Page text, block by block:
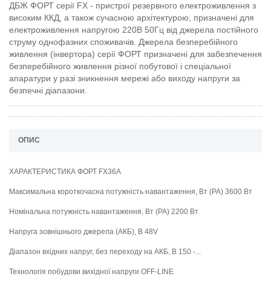
ДБЖ ФОРТ серії FX - пристрої резервного електроживлення з
високим ККД, а також сучасною архітектурою, призначені для
електроживлення напругою 220В 50Гц від джерела постійного
струму однофазних споживачів. Джерела безперебійного
живлення (інвертора) серії ФОРТ призначені для забезпечення
безперебійного живлення різної побутової і спеціальної
апаратури у разі зникнення мережі або виходу напруги за
безпечні діапазони.
ОПИС
ХАРАКТЕРИСТИКА ФОРТ FX36A
Максимальна короткочасна потужність навантаження, Вт (РА) 3600 Вт
Номінальна потужність навантаження, Вт (РА) 2200 Вт
Напруга зовнішнього джерела (АКБ), В 48V
Діапазон вхідних напруг, без переходу на АКБ, В 150 -...
Технологія побудови вихідної напруги OFF-LINE